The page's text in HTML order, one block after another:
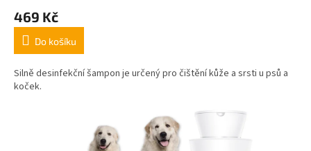
469 Kč
Do košíku
Silně desinfekční šampon je určený pro čištění kůže a srsti u psů a
koček.